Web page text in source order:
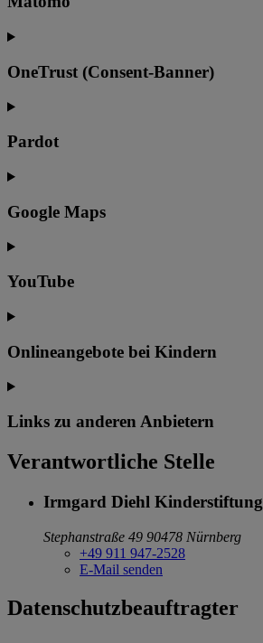
OneTrust (Consent-Banner)
Pardot
Google Maps
YouTube
Onlineangebote bei Kindern
Links zu anderen Anbietern
Verantwortliche Stelle
Irmgard Diehl Kinderstiftung
Stephanstraße 49 90478 Nürnberg
+49 911 947-2528
E-Mail senden
Datenschutzbeauftragter